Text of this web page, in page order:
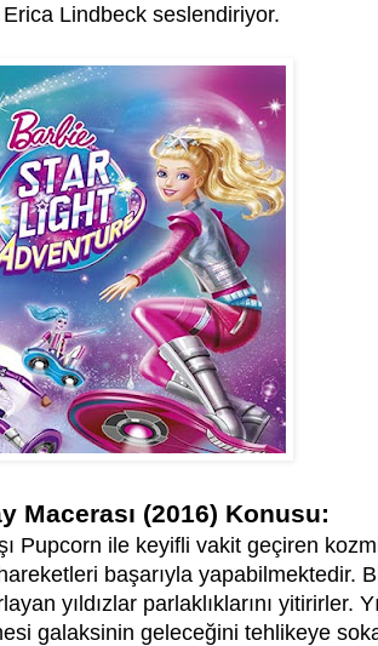
Lindbeck seslendiriyor.
Macerası (2016) Konusu:
Pupcorn ile keyifli vakit geçiren
başarıyla yapabilmektedir.
yıldızlar parlaklıklarını yitirirler.
galaksinin geleceğini tehlikeye